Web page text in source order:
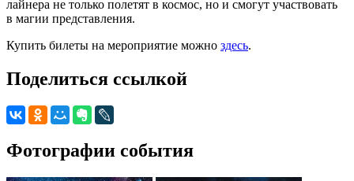
лайнера не только полетят в космос, но и смогут участвовать
в магии представления.
Купить билеты на мероприятие можно здесь.
Поделиться ссылкой
Фотографии события